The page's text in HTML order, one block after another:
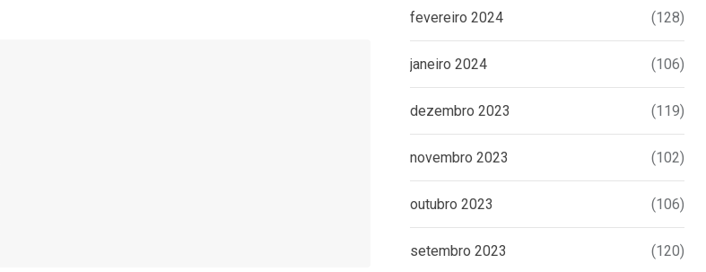
fevereiro 2024 (128)
janeiro 2024 (106)
dezembro 2023 (119)
novembro 2023 (102)
outubro 2023 (106)
setembro 2023 (120)